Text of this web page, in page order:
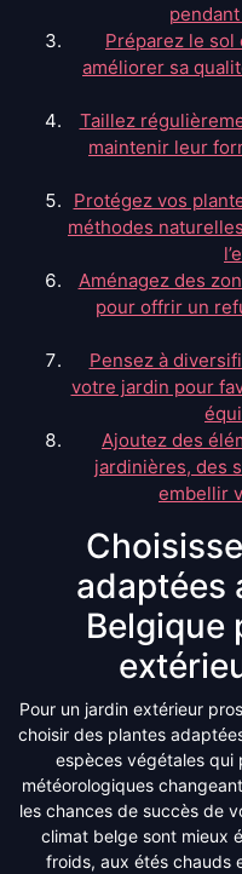
Préparez le sol
améliorer sa
Taillez
maintenir leur
Protégez vos
méthodes
Aménagez des
pour offrir un
Pensez à
votre jardin pour
Ajoutez des
jardinières, des
embellir
adaptées
Belgique
Pour un jardin extérieur
choisir des plantes
espèces végétales qui
météorologiques
les chances de succès de
climat belge sont mieux
froids, aux étés chauds